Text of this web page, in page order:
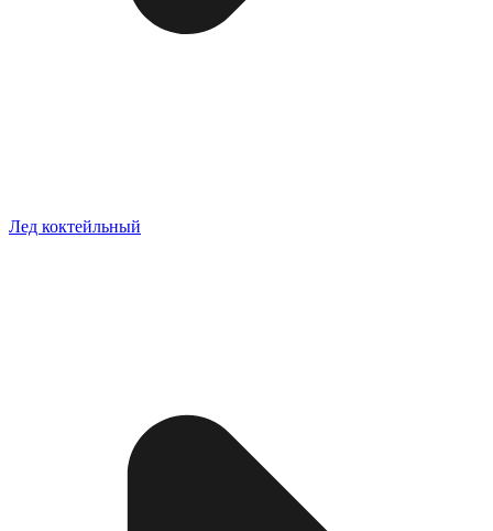
Лед коктейльный